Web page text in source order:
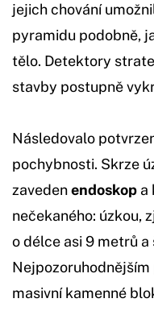
jejich chování
pyramidu podobně,
tělo. Detektory
stavby postupně
Následovalo
pochybnosti. Skrze
zavedenendoskop a
nečekaného: úzkou,
o délce asi 9 metrů a
Nejpozoruhodnějším
masivní kamenné